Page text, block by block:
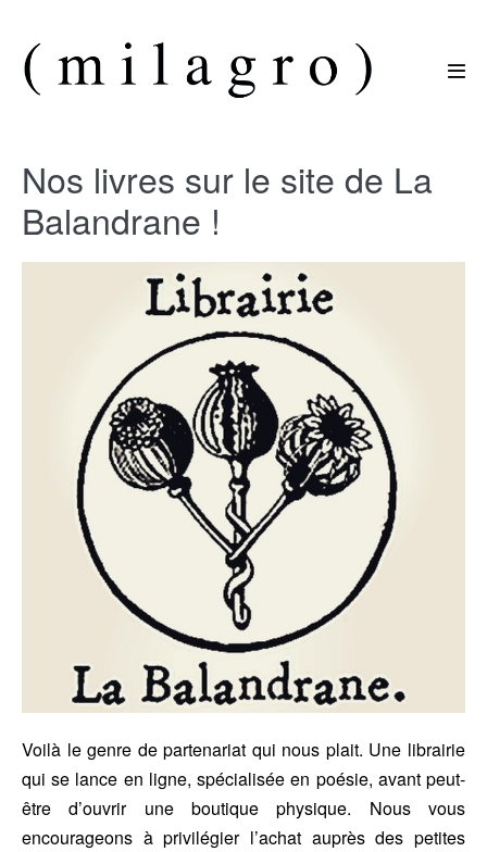
contenu
Nos livres sur le site de La
Balandrane !
Voilà le genre de partenariat qui nous plait. Une librairie
qui se lance en ligne, spécialisée en poésie, avant peut-
être d’ouvrir une boutique physique. Nous vous
encourageons à privilégier l’achat auprès des petites